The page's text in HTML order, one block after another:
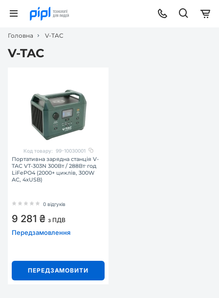
Головна V-TAC
V-TAC
Код товару: 99-10030001
Портативна зарядна станція V-
TAC VT-303N 300Вт / 288Вт⋅год
LiFePO4 (2000+ циклів, 300W
AC, 4xUSB)
0 відгуків
9 281 ₴ з ПДВ
Передзамовлення
ПЕРЕДЗАМОВИТИ